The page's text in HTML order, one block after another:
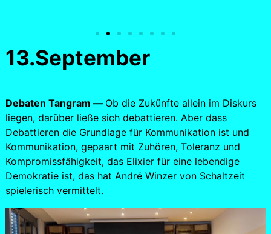
13.September
Debaten Tangram — Ob die Zukünfte allein im Diskurs
liegen, darüber ließe sich debattieren. Aber dass
Debattieren die Grundlage für Kommunikation ist und
Kommunikation, gepaart mit Zuhören, Toleranz und
Kompromissfähigkeit, das Elixier für eine lebendige
Demokratie ist, das hat André Winzer von Schaltzeit
spielerisch vermittelt.